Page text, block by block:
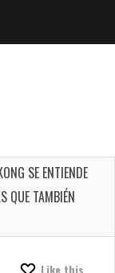
SE ENTIENDE
QUE TAMBIÉN
Like this